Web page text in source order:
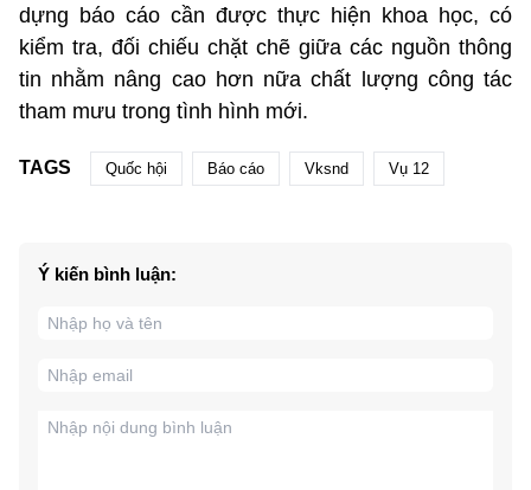
dựng báo cáo cần được thực hiện khoa học, có
kiểm tra, đối chiếu chặt chẽ giữa các nguồn thông
tin nhằm nâng cao hơn nữa chất lượng công tác
tham mưu trong tình hình mới.
TAGS Quốc hội Báo cáo Vksnd Vụ 12
Ý kiến bình luận: